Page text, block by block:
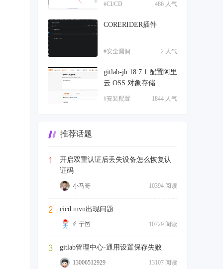
486 人气
#CI/CD
CORERIDER插件
2 人气
#安全漏洞
gitlab-jh:18.7.1 配置阿里
云 OSS 对象存储
1844 人气
#安装配置
推荐话题
1
开启双重认证后丢失设备怎么恢复认
证码
10394 阅读
小马哥
2 cicd mvn出现问题
10729 阅读
彳亍🦉
3 gitlab管理中心-通用设置保存失败
13107 阅读
13006512929